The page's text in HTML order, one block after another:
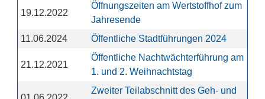
19.12.2022
Öffnungszeiten am Wertstoffhof zum
Jahresende
11.06.2024
Öffentliche Stadtführungen 2024
21.12.2021
Öffentliche Nachtwächterführung am
1. und 2. Weihnachtstag
Zweiter Teilabschnitt des Geh- und